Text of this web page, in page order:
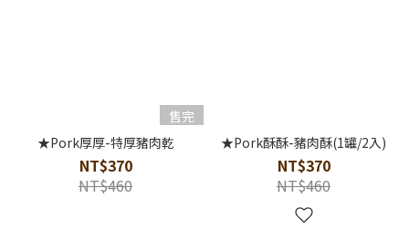
售完
★Pork厚厚-特厚豬肉乾
NT$370
NT$460
★Pork酥酥-豬肉酥(1罐/2入)
NT$370
NT$460